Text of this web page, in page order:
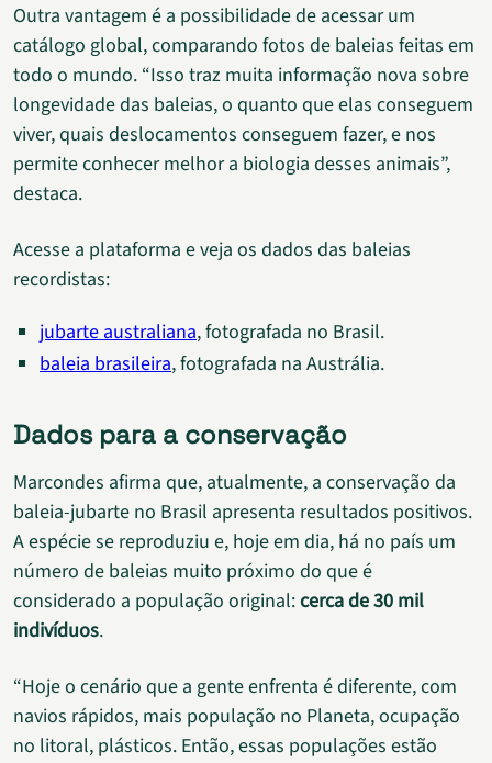
Outra vantagem é a possibilidade de acessar um
catálogo global, comparando fotos de baleias feitas em
todo o mundo. “Isso traz muita informação nova sobre
longevidade das baleias, o quanto que elas conseguem
viver, quais deslocamentos conseguem fazer, e nos
permite conhecer melhor a biologia desses animais”,
destaca.
Acesse a plataforma e veja os dados das baleias
recordistas:
jubarte australiana, fotografada no Brasil.
baleia brasileira, fotografada na Austrália.
Dados para a conservação
Marcondes afirma que, atualmente, a conservação da
baleia-jubarte no Brasil apresenta resultados positivos.
A espécie se reproduziu e, hoje em dia, há no país um
número de baleias muito próximo do que é
considerado a população original:cerca de 30 mil
indivíduos.
“Hoje o cenário que a gente enfrenta é diferente, com
navios rápidos, mais população no Planeta, ocupação
no litoral, plásticos. Então, essas populações estão